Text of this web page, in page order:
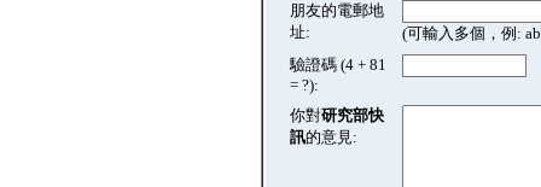
朋友的電郵地
址:
(可輸入多個，例:
驗證碼 (4 + 81
= ?):
你對研究部快
訊的意見: